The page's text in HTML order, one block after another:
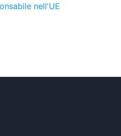
nell'UE